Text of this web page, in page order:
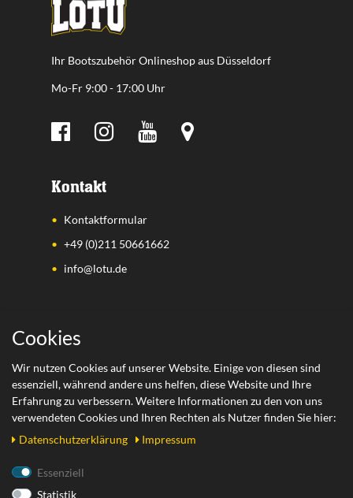
Ihr Bootszubehör Onlineshop aus Düsseldorf
Mo-Fr 9:00 - 17:00 Uhr
Kontakt
Kontaktformular
+49 (0)211 50661662
info@lotu.de
Wichtige Links
Versand
Retoure
Rechtliches
Cookies
Wir nutzen Cookies auf unserer Website. Einige von diesen sind
essenziell, während andere uns helfen, diese Website und Ihre
Erfahrung zu verbessern. Weitere Informationen zu den von uns
verwendeten Cookies und Ihren Rechten als Nutzer finden Sie hier:
Daten­schutz­erklärung
Impressum
Essenziell
Statistik